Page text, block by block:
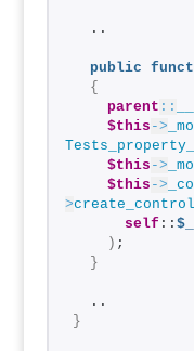
  ..
public
{
parent ::
$this ->
$this ->
$this ->
>
self ::
) ;
}
  ..
}